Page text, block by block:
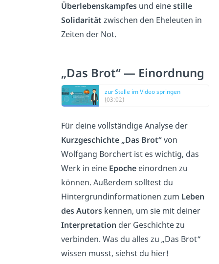
Überlebenskampfes und einestille
Solidarität zwischen den Eheleuten in
Zeiten der Not.
„Das Brot“ — Einordnung
zur Stelle im Video springen
(03:02)
Für deine vollständige Analyse der
Kurzgeschichte „Das Brot“von
Wolfgang Borchert ist es wichtig, das
Werk in eine Epoche einordnen zu
können. Außerdem solltest du
Hintergrundinformationen zum Leben
des Autors kennen, um sie mit deiner
Interpretation der Geschichte zu
verbinden. Was du alles zu „Das Brot“
wissen musst, siehst du hier!